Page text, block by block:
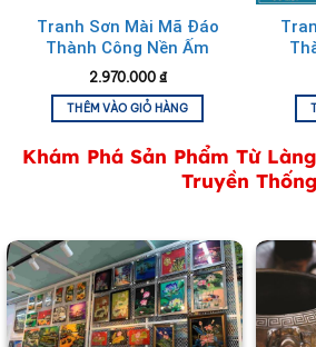
Tranh Sơn Mài Vuông Chợ
Tranh Sơn Mài Mã Đáo
Thành Công Nền Ấm
không khung
2.970.000 ₫
THÊM VÀO GIỎ HÀNG
Khám Phá Sản Phẩm Từ
Truyền Thống